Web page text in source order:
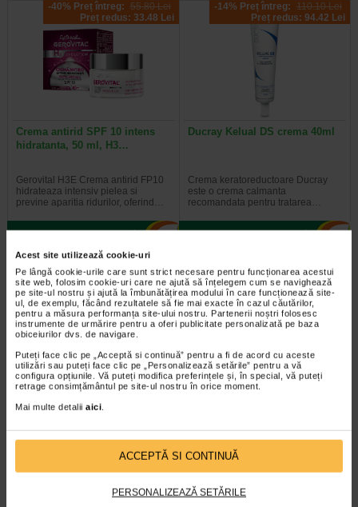
Acest site utilizează cookie-uri
Pe lângă cookie-urile care sunt strict necesare pentru funcționarea acestui
site web, folosim cookie-uri care ne ajută să înțelegem cum se navighează
pe site-ul nostru și ajută la îmbunătățirea modului în care funcționează site-
ul, de exemplu, făcând rezultatele să fie mai exacte în cazul căutărilor,
pentru a măsura performanța site-ului nostru. Partenerii noștri folosesc
instrumente de urmărire pentru a oferi publicitate personalizată pe baza
obiceiurilor dvs. de navigare.
Puteți face clic pe „Acceptă si continuă” pentru a fi de acord cu aceste
utilizări sau puteți face clic pe „Personalizează setările” pentru a vă
configura opțiunile. Vă puteți modifica preferințele și, în special, vă puteți
retrage consimțământul pe site-ul nostru în orice moment.
Mai multe detalii aici
ACCEPTĂ SI CONTINUĂ
PERSONALIZEAZĂ SETĂRILE
-40% Preț întreg: 55.80 Lei
Preț redus: 33.48 Lei
Crema antirid SPF 10 intens
hidratanta, 50 ml, H3…
Gerovital H3E Crema antirid FP10
hidrateaza intensiv pielea si
previne aparitia ridurilor, oferind…
-14% Preț întreg: 110.10 Lei
Preț redus: 94.42 Lei
Ducray Kelual DS crema 40ml
Crema keratoreductoare Ducray
este o crema calmanta
recomandata pentru tratarea…
-30% Preț întreg: 129,30 Lei
Preț redus: 90.51 Lei
curatarea tenului gras X 500 ml
este solutia ideala pentru curatarea
tenului gras. Formula sa…
-20% Preț întreg: 108.30 Lei
Preț redus: 86.64 Lei
la Bioderma este recomandata atat